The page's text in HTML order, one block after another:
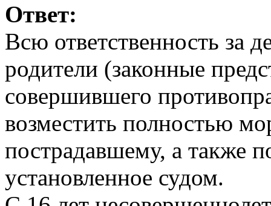
Ответ:
Всю ответственность за
родители (законные
совершившего
возместить полностью
пострадавшему, а также
установленное судом.